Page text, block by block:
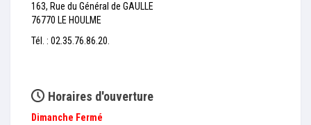
163, Rue du Général de GAULLE
76770 LE HOULME
Tél. : 02.35.76.86.20.
Horaires d'ouverture
Dimanche Fermé